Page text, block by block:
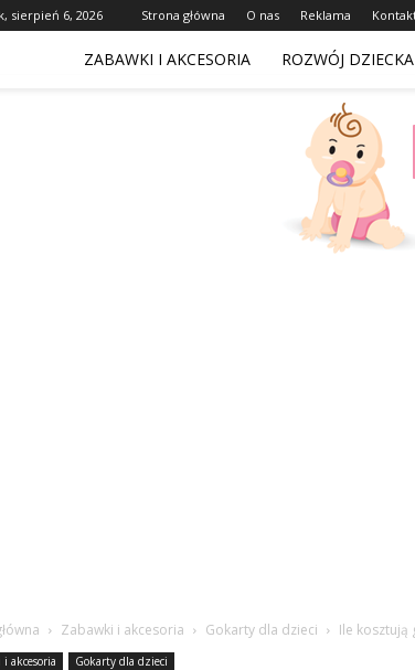
sierpień 6, 2026 Strona główna O nas Reklama
ZABAWKI I AKCESORIA ROZWÓJ DZIECKA
Zabawki i akcesoria Gokarty dla dzieci Ile kosztują
akcesoria Gokarty dla dzieci